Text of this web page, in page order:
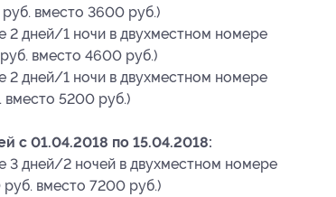
вместо 3600 руб.)
2 дней/1 ночи в двухместном номере
вместо 4600 руб.)
2 дней/1 ночи в двухместном номере
вместо 5200 руб.)
c 01.04.2018 по 15.04.2018:
3 дней/2 ночей в двухместном номере
руб. вместо 7200 руб.)